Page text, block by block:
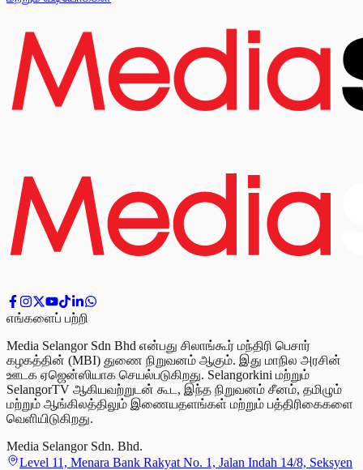
எங்களைப் பற்றி
Media Selangor Sdn Bhd என்பது சிலாங்கூர் மந்திரி பெசார்
கழகத்தின் (MBI) துணை நிறுவனம் ஆகும். இது மாநில அரசின்
ஊடக ஏஜென்ஸியாக செயல்படுகிறது. Selangorkini மற்றும்
SelangorTV ஆகியவற்றுடன் கூட, இந்த நிறுவனம் சீனம், தமிழும்
மற்றும் ஆங்கிலத்திலும் இணையதளங்கள் மற்றும் பத்திரிகைகளை
வெளியிடுகிறது.
Media Selangor Sdn. Bhd.
Level 11, Menara Bank Rakyat No. 1, Jalan Indah 14/8, Seksyen